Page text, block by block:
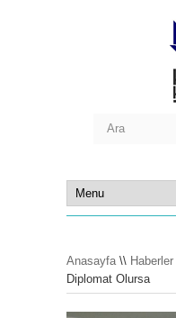
Anasayfa\\ Haberler
Diplomat Olursa